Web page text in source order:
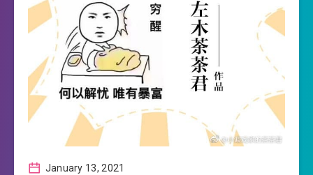
January 13, 2021